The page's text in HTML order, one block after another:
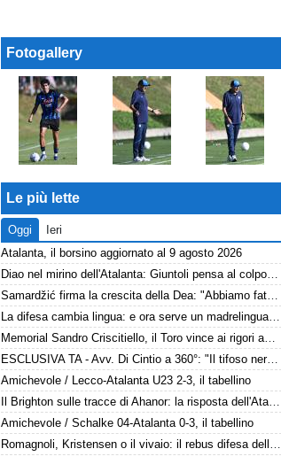
Fotogallery
Le più lette
Oggi
Ieri
Atalanta, il borsino aggiornato al 9 agosto 2026
Diao nel mirino dell'Atalanta: Giuntoli pensa al colpo dal Como
Samardžić firma la crescita della Dea: "Abbiamo fatto vedere cosa possiamo fare"
La difesa cambia lingua: e ora serve un madrelingua della zona
Memorial Sandro Criscitiello, il Toro vince ai rigori ad Avellino
ESCLUSIVA TA - Avv. Di Cintio a 360°: "Il tifoso nerazzurro non può sentirsi trattato come un bancomat! Diamo tempo a Sarri, su Samardžić..."
Amichevole / Lecco-Atalanta U23 2-3, il tabellino
Il Brighton sulle tracce di Ahanor: la risposta dell'Atalanta
Amichevole / Schalke 04-Atalanta 0-3, il tabellino
Romagnoli, Kristensen o il vivaio: il rebus difesa dell'Atalanta